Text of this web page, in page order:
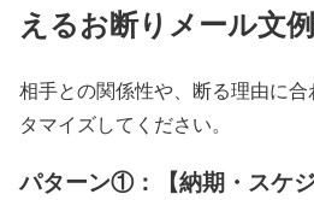
えるお断りメール文
相手との関係性や、断る理由に
タマイズしてください。
パターン①：【納期・スケ